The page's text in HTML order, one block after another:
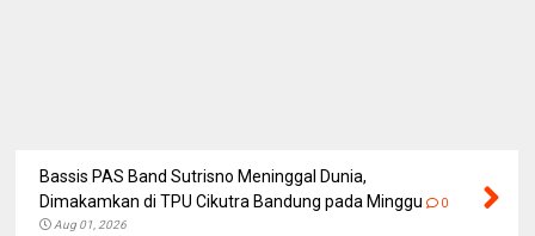
Bassis PAS Band Sutrisno Meninggal Dunia,
Dimakamkan di TPU Cikutra Bandung pada Minggu
0
Aug 01, 2026